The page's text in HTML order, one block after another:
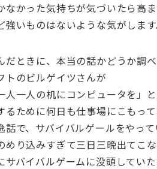
なかった気持ちが気づいたら高
強いものはないような気がします
だときに、本当の話かどうか調
トのビルゲイツさんが
人一人の机にコンピュータを」
るために何日も仕事場にこもっ
話で、サバイバルゲールをやっ
めり込みすぎて三日三晩出てこ
サバイバルゲームに没頭していた